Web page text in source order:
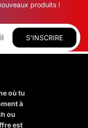
produits !
S’INSCRIRE
où tu
à
ou
est